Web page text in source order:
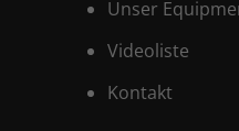
Unser
Videoliste
Kontakt